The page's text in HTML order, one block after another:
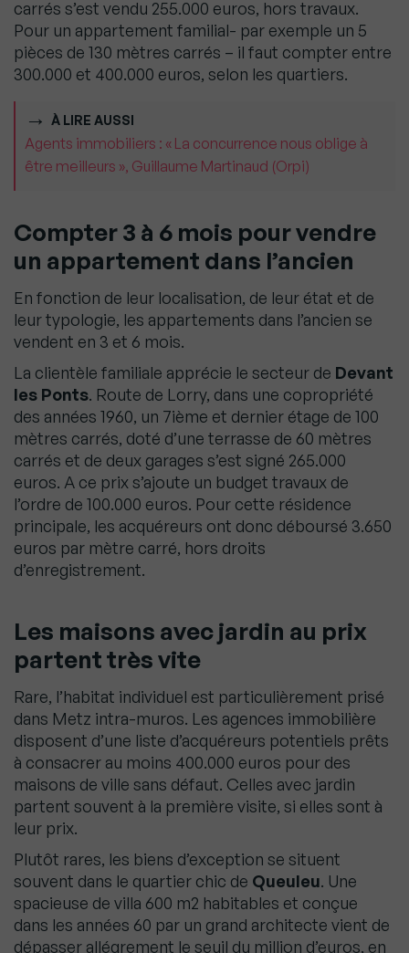
carrés s’est vendu 255.000 euros, hors travaux.
Pour un appartement familial- par exemple un 5
pièces de 130 mètres carrés – il faut compter entre
300.000 et 400.000 euros, selon les quartiers.
À LIRE AUSSI
Agents immobiliers : « La concurrence nous oblige à
être meilleurs », Guillaume Martinaud (Orpi)
Compter 3 à 6 mois pour vendre
un appartement dans l’ancien
En fonction de leur localisation, de leur état et de
leur typologie, les appartements dans l’ancien se
vendent en 3 et 6 mois.
La clientèle familiale apprécie le secteur de Devant
les Ponts. Route de Lorry, dans une copropriété
des années 1960, un 7ième et dernier étage de 100
mètres carrés, doté d’une terrasse de 60 mètres
carrés et de deux garages s’est signé 265.000
euros. A ce prix s’ajoute un budget travaux de
l’ordre de 100.000 euros. Pour cette résidence
principale, les acquéreurs ont donc déboursé 3.650
euros par mètre carré, hors droits
d’enregistrement.
Les maisons avec jardin au prix
partent très vite
Rare, l’habitat individuel est particulièrement prisé
dans Metz intra-muros. Les agences immobilière
disposent d’une liste d’acquéreurs potentiels prêts
à consacrer au moins 400.000 euros pour des
maisons de ville sans défaut. Celles avec jardin
partent souvent à la première visite, si elles sont à
leur prix.
Plutôt rares, les biens d’exception se situent
souvent dans le quartier chic de Queuleu. Une
spacieuse de villa 600 m2 habitables et conçue
dans les années 60 par un grand architecte vient de
dépasser allégrement le seuil du million d’euros, en